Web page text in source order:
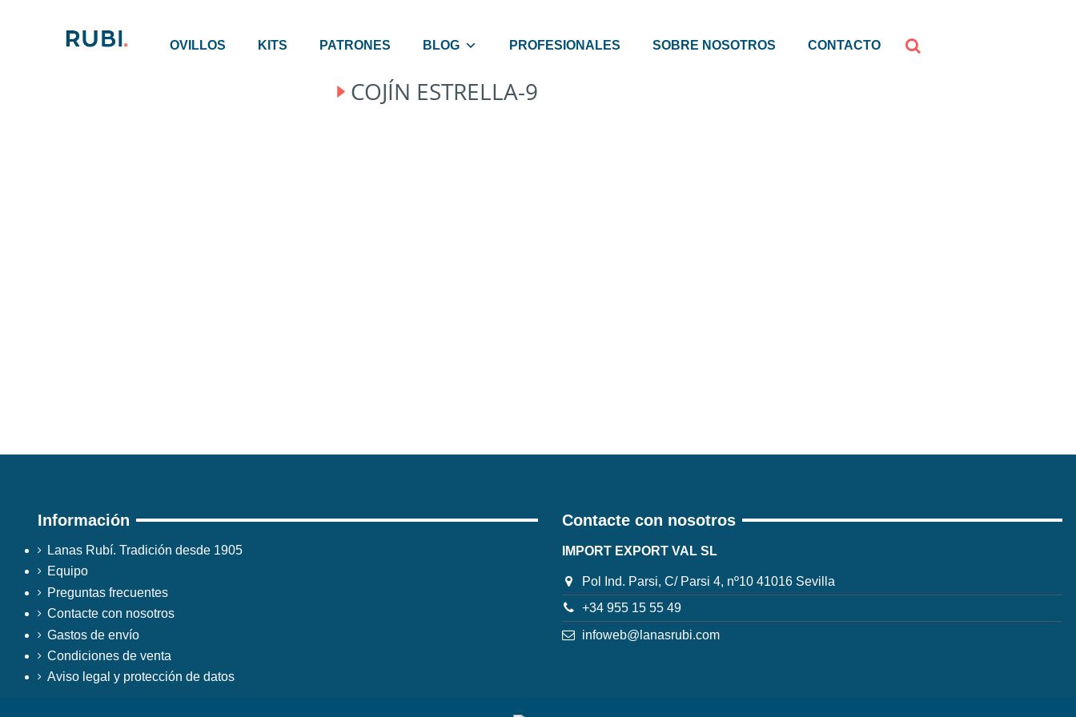
OVILLOS KITS PATRONES BLOG PROFESIONALES SOBRE NOSOTROS CONTACTO
COJÍN ESTRELLA-9
Información
Lanas Rubí. Tradición desde 1905
Equipo
Preguntas frecuentes
Contacte con nosotros
Gastos de envío
Condiciones de venta
Aviso legal y protección de datos
Contacte con nosotros
IMPORT EXPORT VAL SL
Pol Ind. Parsi, C/ Parsi 4, nº10 41016 Sevilla
+34 955 15 55 49
infoweb@lanasrubi.com